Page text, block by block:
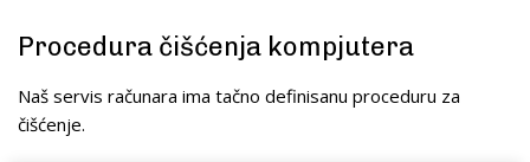
Procedura čišćenja kompjutera
Naš servis računara ima tačno definisanu proceduru za
čišćenje.